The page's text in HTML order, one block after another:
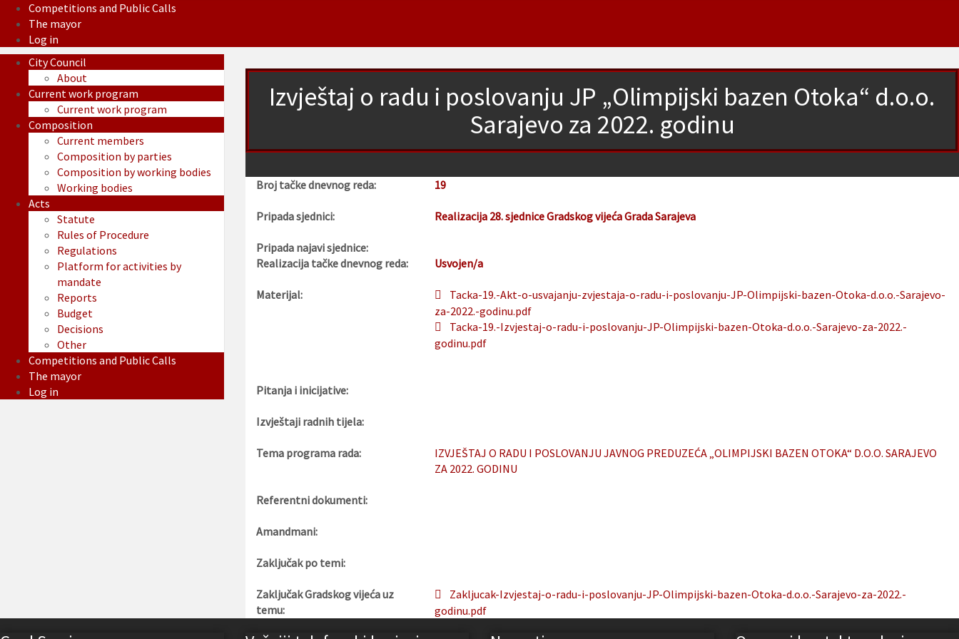
Competitions and Public Calls
The mayor
Log in
Izvještaj o radu i poslovanju JP „Olimpijski bazen Otoka“ d.o.o.
Sarajevo za 2022. godinu
Broj tačke dnevnog reda: 19
Pripada sjednici: Realizacija 28. sjednice Gradskog vijeća Grada Sarajeva
Pripada najavi sjednice:
Realizacija tačke dnevnog reda:
Usvojen/a
Materijal:
Tacka-19.-Akt-o-usvajanju-zvjestaja-o-radu-i-poslovanju-JP-Olimpijski-bazen-Otoka-d.o.o.-Sarajevo-
za-2022.-godinu.pdf
Tacka-19.-Izvjestaj-o-radu-i-poslovanju-JP-Olimpijski-bazen-Otoka-d.o.o.-Sarajevo-za-2022.-
godinu.pdf
Pitanja i inicijative:
Izvještaji radnih tijela:
Tema programa rada:
IZVJEŠTAJ O RADU I POSLOVANJU JAVNOG PREDUZEĆA „OLIMPIJSKI BAZEN OTOKA“ D.O.O. SARAJEVO
ZA 2022. GODINU
Referentni dokumenti:
Amandmani:
Zaključak po temi:
Zaključak Gradskog vijeća uz
temu:
Zakljucak-Izvjestaj-o-radu-i-poslovanju-JP-Olimpijski-bazen-Otoka-d.o.o.-Sarajevo-za-2022.-
godinu.pdf
City Council
About
Current work program
Current work program
Composition
Current members
Composition by parties
Composition by working bodies
Working bodies
Acts
Statute
Rules of Procedure
Regulations
Platform for activities by
mandate
Reports
Budget
Decisions
Other
Competitions and Public Calls
The mayor
Log in